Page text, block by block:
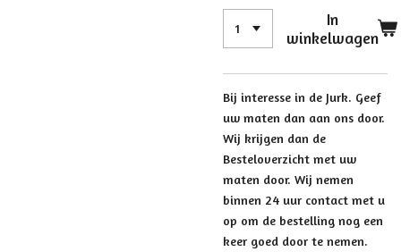
In
winkelwagen
Bij interesse in de Jurk. Geef
uw maten dan aan ons door.
Wij krijgen dan de
Besteloverzicht met uw
maten door. Wij nemen
binnen 24 uur contact met u
op om de bestelling nog een
keer goed door te nemen.